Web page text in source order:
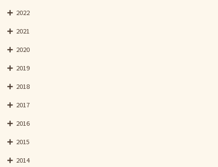
2022
2021
2020
2019
2018
2017
2016
2015
2014